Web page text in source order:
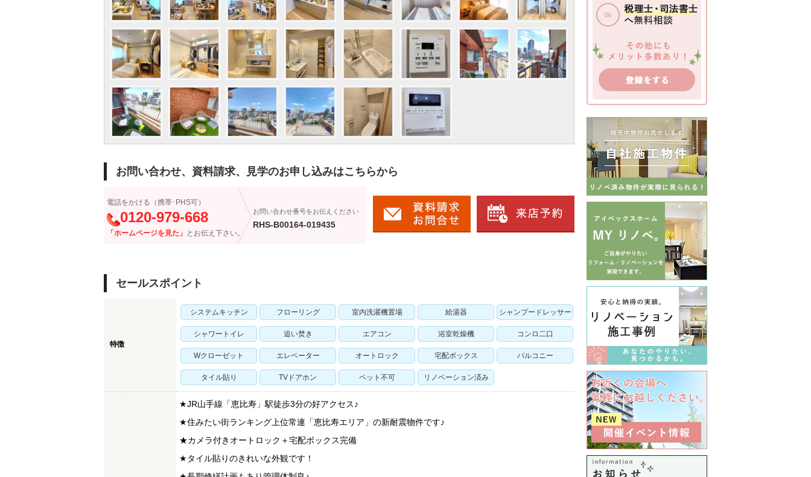
お問い合わせ、資料請求、見学のお申し込みはこちらから
電話をかける（携帯･PHS可）
0120-979-668
「ホームページを見た」 とお伝え下さい。
お問い合わせ番号をお伝えください
RHS-B00164-019435
セールスポイント
特徴
システムキッチン フローリング 室内洗濯機置場 給湯器 シャンプードレッサー
シャワートイレ 追い焚き エアコン 浴室乾燥機 コンロ二口
Wクローゼット エレベーター オートロック 宅配ボックス バルコニー
タイル貼り TVドアホン ペット不可 リノベーション済み
★JR山手線「恵比寿」駅徒歩3分の好アクセス♪
★住みたい街ランキング上位常連「恵比寿エリア」の新耐震物件です♪
★カメラ付きオートロック＋宅配ボックス完備
★タイル貼りのきれいな外観です！